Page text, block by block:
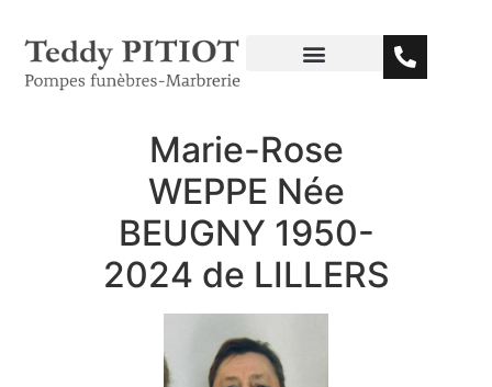
Marie-Rose
WEPPE Née
BEUGNY 1950-
2024 de LILLERS